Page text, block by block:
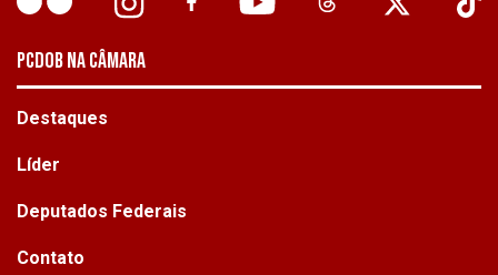
PCDOB NA CÂMARA
Destaques
Líder
Deputados Federais
Contato